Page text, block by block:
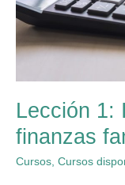
Lección 1:
finanzas
Cursos Cursos